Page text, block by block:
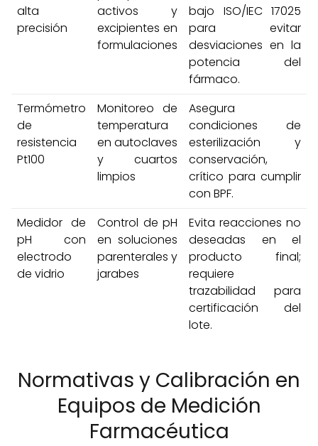
alta
precisión
activos y
excipientes en
formulaciones
bajo ISO/IEC 17025
para evitar
desviaciones en la
potencia del
fármaco.
Termómetro
de
resistencia
Pt100
Monitoreo de
temperatura
en autoclaves
y cuartos
limpios
Asegura
condiciones de
esterilización y
conservación,
crítico para cumplir
con BPF.
Medidor de
pH con
electrodo
de vidrio
Control de pH
en soluciones
parenterales y
jarabes
Evita reacciones no
deseadas en el
producto final;
requiere
trazabilidad para
certificación del
lote.
Normativas y Calibración en
Equipos de Medición
Farmacéutica